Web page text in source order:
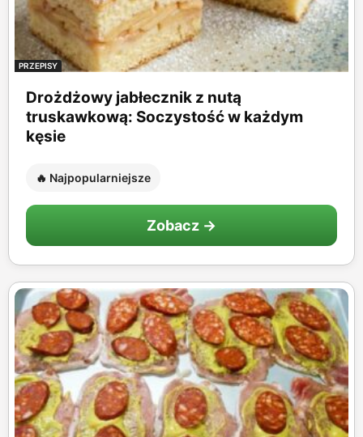
PRZEPISY
Drożdżowy jabłecznik z nutą
truskawkową: Soczystość w każdym
kęsie
🔥 Najpopularniejsze
Zobacz →